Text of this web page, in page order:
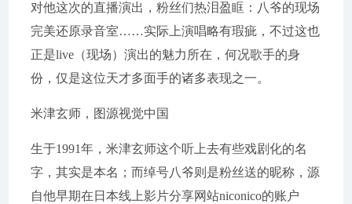
对他这次的直播演出，粉丝们热泪盈眶：八爷的现场
完美还原录音室……实际上演唱略有瑕疵，不过这也
正是live（现场）演出的魅力所在，何况歌手的身
份，仅是这位天才多面手的诸多表现之一。
米津玄师，图源视觉中国
生于1991年，米津玄师这个听上去有些戏剧化的名
字，其实是本名；而绰号八爷则是粉丝送的昵称，源
自他早期在日本线上影片分享网站niconico的账户